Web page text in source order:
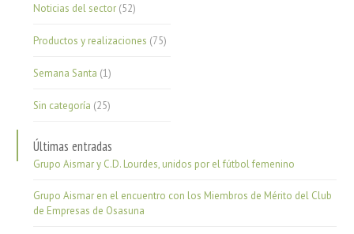
Noticias del sector (52)
Productos y realizaciones (75)
Semana Santa (1)
Sin categoría (25)
Últimas entradas
Grupo Aismar y C.D. Lourdes, unidos por el fútbol femenino
Grupo Aismar en el encuentro con los Miembros de Mérito del Club
de Empresas de Osasuna